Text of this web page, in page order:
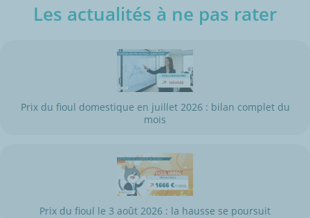
Les actualités à ne pas rater
Prix du fioul domestique en juillet 2026 : bilan complet du
mois
Prix du fioul le 3 août 2026 : la hausse se poursuit